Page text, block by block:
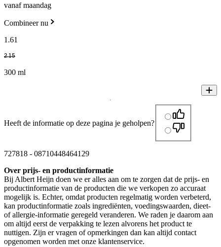
vanaf maandag
Combineer nu
1 .61
2.15
300 ml
Heeft de informatie op deze pagina je geholpen?
727818 - 08710448464129
Over prijs- en productinformatie
Bij Albert Heijn doen we er alles aan om te zorgen dat de prijs- en
productinformatie van de producten die we verkopen zo accuraat
mogelijk is. Echter, omdat producten regelmatig worden verbeterd,
kan productinformatie zoals ingrediënten, voedingswaarden, dieet-
of allergie-informatie geregeld veranderen. We raden je daarom aan
om altijd eerst de verpakking te lezen alvorens het product te
nuttigen. Zijn er vragen of opmerkingen dan kan altijd contact
opgenomen worden met onze klantenservice.